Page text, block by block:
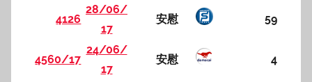
4126
28/06/
17
安慰 59
4560/17
24/06/
17
安慰 4